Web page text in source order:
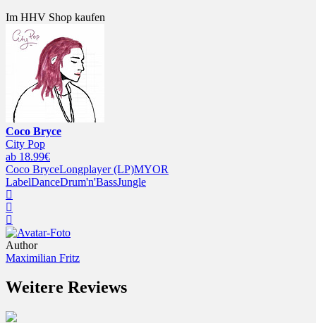
Im HHV Shop kaufen
Coco Bryce
City Pop
ab 18.99€
Coco BryceLongplayer (LP)MYOR
LabelDanceDrum'n'BassJungle
Author
Maximilian Fritz
Weitere Reviews